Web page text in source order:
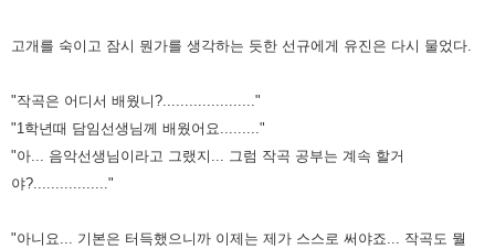
고개를 숙이고 잠시 뭔가를 생각하는 듯한 선규에게 유진은 다시 물었다.
"작곡은 어디서 배웠니?....................."
"1학년때 담임선생님께 배웠어요........."
"아... 음악선생님이라고 그랬지... 그럼 작곡 공부는 계속 할거
야?................."
"아니요... 기본은 터득했으니까 이제는 제가 스스로 써야죠... 작곡도 뭘